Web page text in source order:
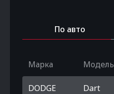
По авто
Марка Модель
DODGE Dart